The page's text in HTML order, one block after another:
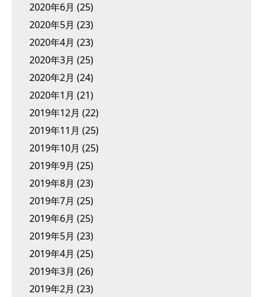
2020年6月 (25)
2020年5月 (23)
2020年4月 (23)
2020年3月 (25)
2020年2月 (24)
2020年1月 (21)
2019年12月 (22)
2019年11月 (25)
2019年10月 (25)
2019年9月 (25)
2019年8月 (23)
2019年7月 (25)
2019年6月 (25)
2019年5月 (23)
2019年4月 (25)
2019年3月 (26)
2019年2月 (23)